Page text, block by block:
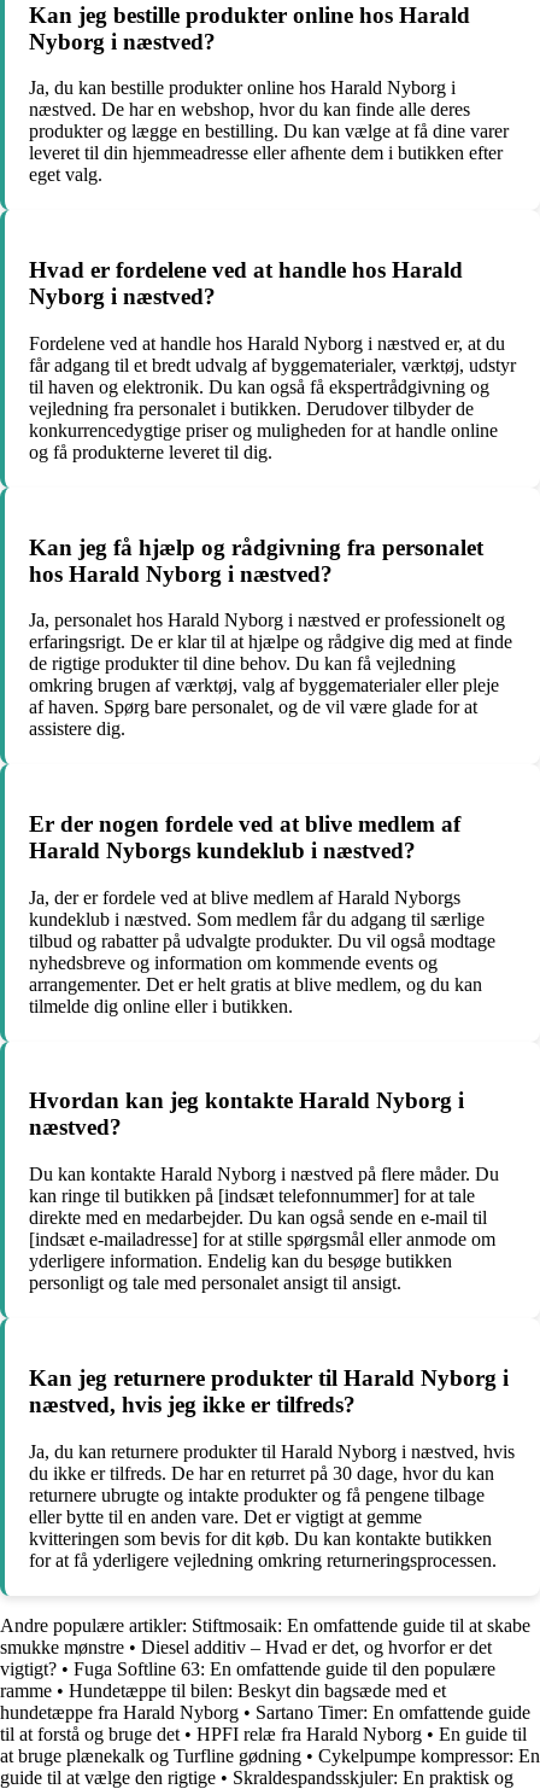
Kan jeg bestille produkter online hos Harald
Nyborg i næstved?
Ja, du kan bestille produkter online hos Harald Nyborg i
næstved. De har en webshop, hvor du kan finde alle deres
produkter og lægge en bestilling. Du kan vælge at få dine varer
leveret til din hjemmeadresse eller afhente dem i butikken efter
eget valg.
Hvad er fordelene ved at handle hos Harald
Nyborg i næstved?
Fordelene ved at handle hos Harald Nyborg i næstved er, at du
får adgang til et bredt udvalg af byggematerialer, værktøj, udstyr
til haven og elektronik. Du kan også få ekspertrådgivning og
vejledning fra personalet i butikken. Derudover tilbyder de
konkurrencedygtige priser og muligheden for at handle online
og få produkterne leveret til dig.
Kan jeg få hjælp og rådgivning fra personalet
hos Harald Nyborg i næstved?
Ja, personalet hos Harald Nyborg i næstved er professionelt og
erfaringsrigt. De er klar til at hjælpe og rådgive dig med at finde
de rigtige produkter til dine behov. Du kan få vejledning
omkring brugen af værktøj, valg af byggematerialer eller pleje
af haven. Spørg bare personalet, og de vil være glade for at
assistere dig.
Er der nogen fordele ved at blive medlem af
Harald Nyborgs kundeklub i næstved?
Ja, der er fordele ved at blive medlem af Harald Nyborgs
kundeklub i næstved. Som medlem får du adgang til særlige
tilbud og rabatter på udvalgte produkter. Du vil også modtage
nyhedsbreve og information om kommende events og
arrangementer. Det er helt gratis at blive medlem, og du kan
tilmelde dig online eller i butikken.
Hvordan kan jeg kontakte Harald Nyborg i
næstved?
Du kan kontakte Harald Nyborg i næstved på flere måder. Du
kan ringe til butikken på [indsæt telefonnummer] for at tale
direkte med en medarbejder. Du kan også sende en e-mail til
[indsæt e-mailadresse] for at stille spørgsmål eller anmode om
yderligere information. Endelig kan du besøge butikken
personligt og tale med personalet ansigt til ansigt.
Kan jeg returnere produkter til Harald Nyborg i
næstved, hvis jeg ikke er tilfreds?
Ja, du kan returnere produkter til Harald Nyborg i næstved, hvis
du ikke er tilfreds. De har en returret på 30 dage, hvor du kan
returnere ubrugte og intakte produkter og få pengene tilbage
eller bytte til en anden vare. Det er vigtigt at gemme
kvitteringen som bevis for dit køb. Du kan kontakte butikken
for at få yderligere vejledning omkring returneringsprocessen.
Andre populære artikler: Stiftmosaik: En omfattende guide til at skabe
smukke mønstre • Diesel additiv – Hvad er det, og hvorfor er det
vigtigt? • Fuga Softline 63: En omfattende guide til den populære
ramme • Hundetæppe til bilen: Beskyt din bagsæde med et
hundetæppe fra Harald Nyborg • Sartano Timer: En omfattende guide
til at forstå og bruge det • HPFI relæ fra Harald Nyborg • En guide til
at bruge plænekalk og Turfline gødning • Cykelpumpe kompressor: En
guide til at vælge den rigtige • Skraldespandsskjuler: En praktisk og